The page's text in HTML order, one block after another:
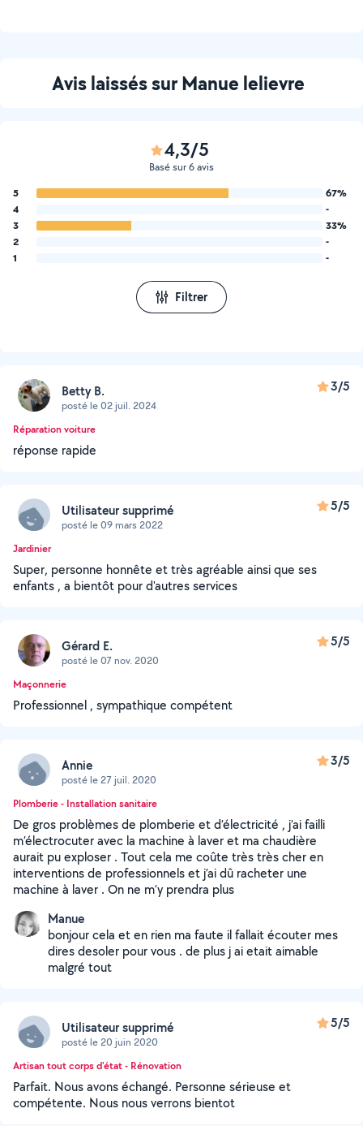
Avis laissés sur Manue lelievre
4,3/5
Basé sur 6 avis
5
67%
4
-
3
33%
2
-
1
-
Filtrer
Betty B.
posté le 02 juil. 2024
3/5
Réparation voiture
réponse rapide
Utilisateur supprimé
posté le 09 mars 2022
5/5
Jardinier
Super, personne honnête et très agréable ainsi que ses
enfants , a bientôt pour d'autres services
Gérard E.
posté le 07 nov. 2020
5/5
Maçonnerie
Professionnel , sympathique compétent
Annie
posté le 27 juil. 2020
3/5
Plomberie - Installation sanitaire
De gros problèmes de plomberie et d’électricité , j’ai failli
m’électrocuter avec la machine à laver et ma chaudière
aurait pu exploser . Tout cela me coûte très très cher en
interventions de professionnels et j’ai dû racheter une
machine à laver . On ne m’y prendra plus
Manue
bonjour cela et en rien ma faute il fallait écouter mes
dires desoler pour vous . de plus j ai etait aimable
malgré tout
Utilisateur supprimé
posté le 20 juin 2020
5/5
Artisan tout corps d'état - Rénovation
Parfait. Nous avons échangé. Personne sérieuse et
compétente. Nous nous verrons bientot